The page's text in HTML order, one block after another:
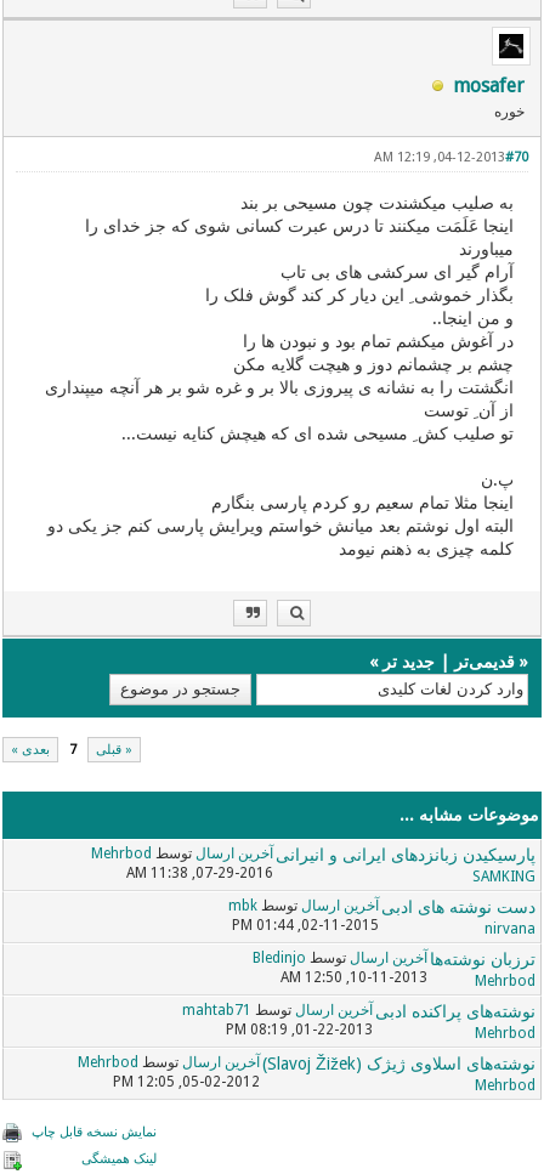
mosafer
خوره
#70
04-12-2013, 12:19 AM
به صلیب میکشندت چون مسیحی بر بند
اینجا عَلَمَت میکنند تا درس عبرت کسانی شوی که جز خدای را
میباورند
آرام گیر ای سرکشی های بی تاب
بگذار خموشی ِ این دیار کر کند گوش فلک را
و من اینجا..
در آغوش میکشم تمام بود و نبودن ها را
چشم بر چشمانم دوز و هیچت گلایه مکن
انگشتت را به نشانه ی پیروزی بالا بر و غره شو بر هر آنچه میپنداری
از آن ِ توست
تو صلیب کش ِ مسیحی شده ای که هیچش کنایه نیست...
پ.ن
اینجا مثلا تمام سعیم رو کردم پارسی بنگارم
البته اول نوشتم بعد میانش خواستم ویرایش پارسی کنم جز یکی دو
کلمه چیزی به ذهنم نیومد
«قدیمی‌تر |جدید تر »
« قبلی 7 بعدی »
موضوعات مشابه ...
پارسیکیدن زبانزدهای ایرانی و انیرانی
SAMKING
آخرین ارسال توسط Mehrbod
07-29-2016, 11:38 AM
دست نوشته های ادبی
nirvana
آخرین ارسال توسطmbk
02-11-2015, 01:44 PM
ترزبان نوشته‌ها
Mehrbod
آخرین ارسال توسط Bledinjo
10-11-2013, 12:50 AM
نوشته‌های پراکنده ادبی
Mehrbod
آخرین ارسال توسط
mahtab71
01-22-2013, 08:19 PM
نوشته‌های اسلاوی ژیژک (Slavoj Žižek)
Mehrbod
آخرین ارسال توسط Mehrbod
05-02-2012, 12:05 PM
نمایش نسخه قابل چاپ
لینک همیشگی